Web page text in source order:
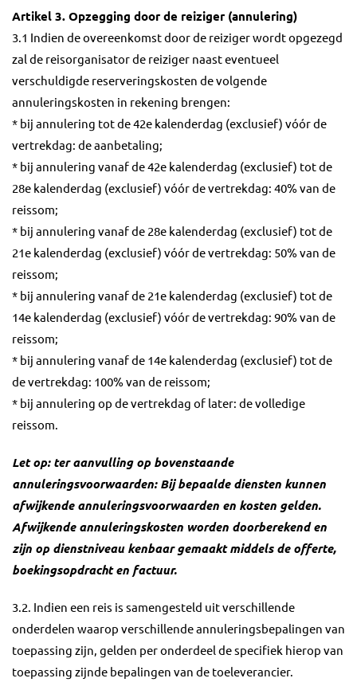
Artikel 3. Opzegging door de reiziger (annulering)
3.1 Indien de overeenkomst door de reiziger wordt opgezegd
zal de reisorganisator de reiziger naast eventueel
verschuldigde reserveringskosten de volgende
annuleringskosten in rekening brengen:
* bij annulering tot de 42e kalenderdag (exclusief) vóór de
vertrekdag: de aanbetaling;
* bij annulering vanaf de 42e kalenderdag (exclusief) tot de
28e kalenderdag (exclusief) vóór de vertrekdag: 40% van de
reissom;
* bij annulering vanaf de 28e kalenderdag (exclusief) tot de
21e kalenderdag (exclusief) vóór de vertrekdag: 50% van de
reissom;
* bij annulering vanaf de 21e kalenderdag (exclusief) tot de
14e kalenderdag (exclusief) vóór de vertrekdag: 90% van de
reissom;
* bij annulering vanaf de 14e kalenderdag (exclusief) tot de
de vertrekdag: 100% van de reissom;
* bij annulering op de vertrekdag of later: de volledige
reissom.
Let op: ter aanvulling op bovenstaande
annuleringsvoorwaarden: Bij bepaalde diensten kunnen
afwijkende annuleringsvoorwaarden en kosten gelden.
Afwijkende annuleringskosten worden doorberekend en
zijn op dienstniveau kenbaar gemaakt middels de offerte,
boekingsopdracht en factuur.
3.2. Indien een reis is samengesteld uit verschillende
onderdelen waarop verschillende annuleringsbepalingen van
toepassing zijn, gelden per onderdeel de specifiek hierop van
toepassing zijnde bepalingen van de toeleverancier.